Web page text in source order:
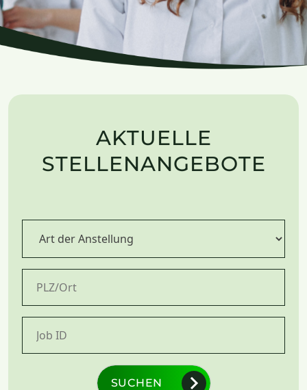
AKTUELLE
STELLENANGEBOTE
SUCHEN